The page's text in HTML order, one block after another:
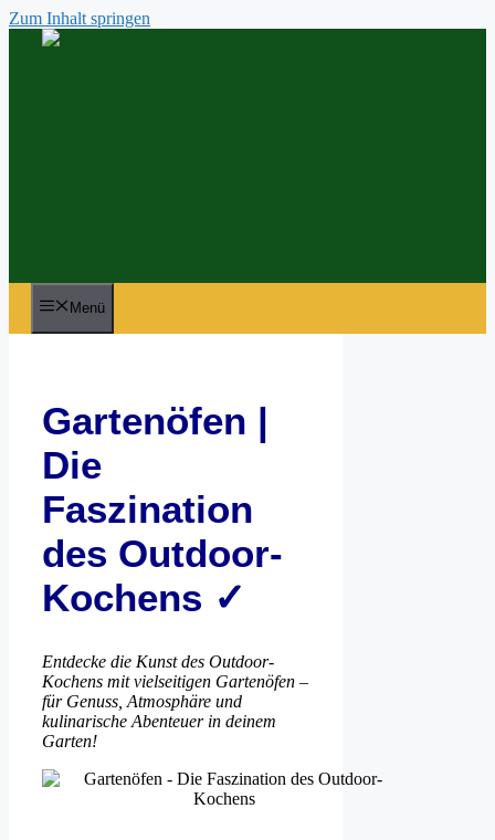
Zum Inhalt springen
Menü
Gartenöfen |
Die
Faszination
des Outdoor-
Kochens ✓
Entdecke die Kunst des Outdoor-
Kochens mit vielseitigen Gartenöfen –
für Genuss, Atmosphäre und
kulinarische Abenteuer in deinem
Garten!